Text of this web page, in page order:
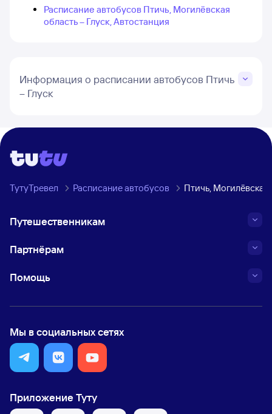
Расписание автобусов Птичь, Могилёвская
область – Глуск, Автостанция
Информация о расписании автобусов Птичь
– Глуск
ТутуТревел Расписание автобусов Птичь, Могилёвская
Путешественникам
Партнёрам
Помощь
Мы в социальных сетях
Приложение Туту